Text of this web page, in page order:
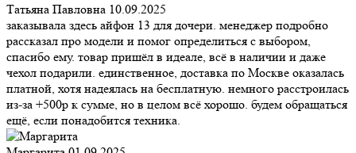
Татьяна Павловна 10.09.2025
заказывала здесь айфон 13 для дочери. менеджер подробно
рассказал про модели и помог определиться с выбором,
спасибо ему. товар пришёл в идеале, всё в наличии и даже
чехол подарили. единственное, доставка по Москве оказалась
платной, хотя надеялась на бесплатную. немного расстроилась
из-за +500р к сумме, но в целом всё хорошо. будем обращаться
ещё, если понадобится техника.